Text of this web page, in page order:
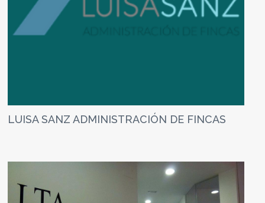
LUISA SANZ ADMINISTRACIÓN DE FINCAS